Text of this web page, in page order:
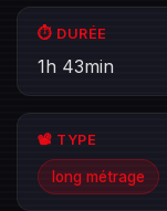
⏱️ DURÉE
1h 43min
📽️ TYPE
long métrage